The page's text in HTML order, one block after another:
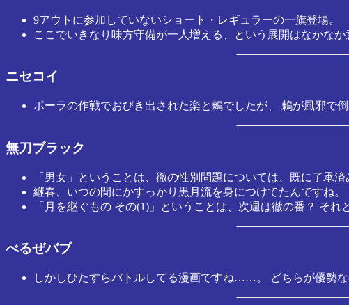
9アウトに参加していないショート・レギュラーの一旗登場。
ここでいきなり味方守備が一人増える、という展開はなかな
ニセコイ
ポーラの作戦でおびき出された楽と鶫でしたが、 鶫が風邪で
無刀ブラック
「男女」ということは、徹の性別問題については、既に了承済
継春、いつの間にかすっかり黒月流を身につけてたんですね。
「月を継ぐもの その(1)」ということは、次週は徹の番？ そ
べるぜバブ
しかしひたすらバトルしてる漫画ですね……。 どちらが優勢な